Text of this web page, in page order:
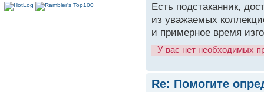
Есть подстаканник,
из уважаемых
и примерное время
У вас нет необходимых
Re: Помогите